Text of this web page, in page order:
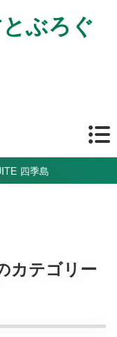
ぶろぐ
四季島
カテゴリー